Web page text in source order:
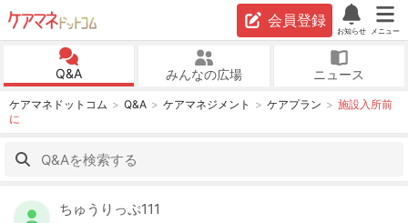
会員登録
お知らせ メニュー
Q&A みんなの広場 ニュース
ケアマネドットコム Q&A ケアマネジメント ケアプラン
施設入所前
に
ちゅうりっぷ111